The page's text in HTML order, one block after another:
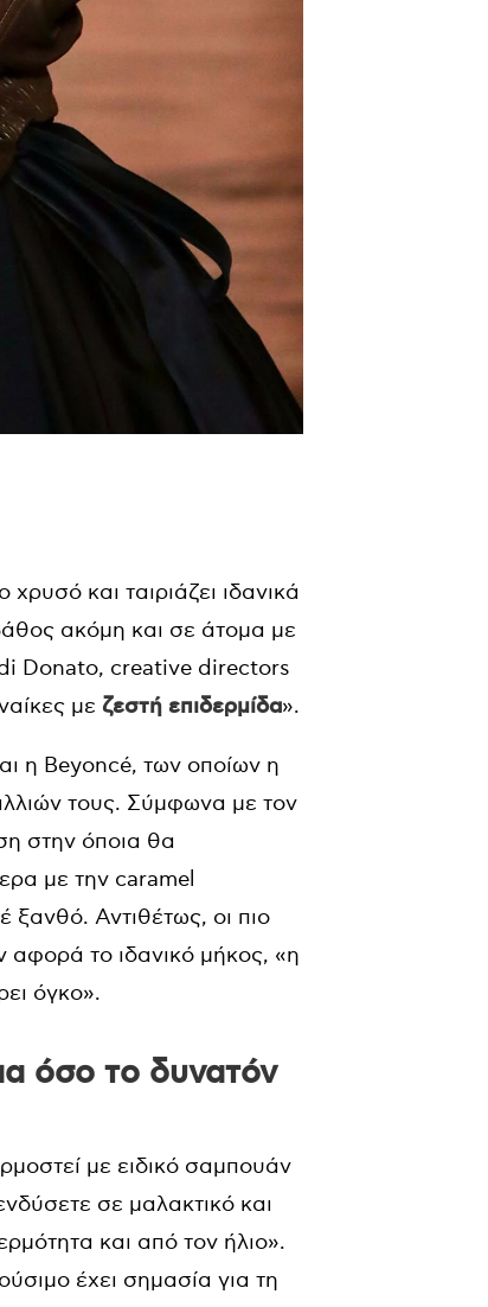
και ταιριάζει ιδανικά
ακόμη και σε άτομα με
Donato, creative directors
με ζεστή επιδερμίδα».
η Beyoncé, των οποίων η
τους. Σύμφωνα με τον
στην όποια θα
με την caramel
Αντιθέτως, οι πιο
το ιδανικό μήκος, «η
όγκο».
όσο το δυνατόν
με ειδικό σαμπουάν
σε μαλακτικό και
και από τον ήλιο».
έχει σημασία για τη